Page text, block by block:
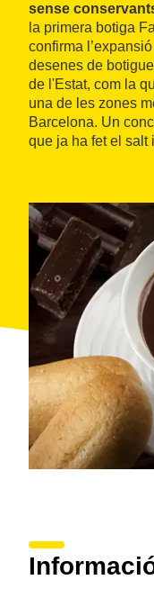
sense
la primera botiga
confirma
desenes de
de l'Estat, com la
una de les zones
Barcelona. Un
que ja ha fet el salt